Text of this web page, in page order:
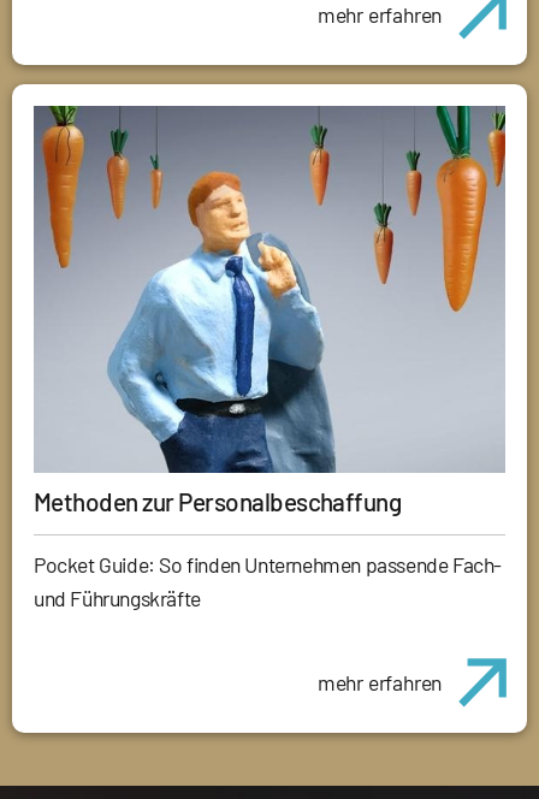
mehr erfahren
Methoden zur Personalbeschaffung
Pocket Guide: So finden Unternehmen passende Fach-
und Führungskräfte
mehr erfahren